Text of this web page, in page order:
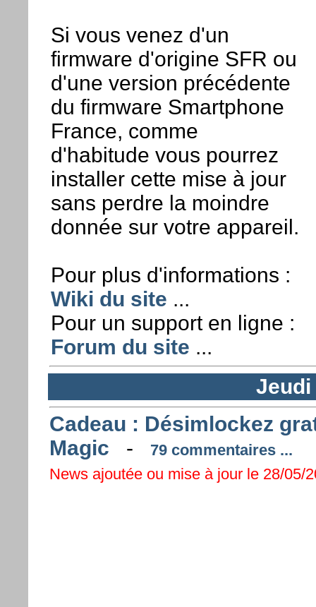
Si vous venez d'un
firmware d'origine SFR ou
d'une version précédente
du firmware Smartphone
France, comme
d'habitude vous pourrez
installer cette mise à jour
sans perdre la moindre
donnée sur votre appareil.
Pour plus d'informations :
Wiki du site ...
Pour un support en ligne :
Forum du site ...
Jeudi
Cadeau : Désimlockez
Magic -
79 commentaires ...
News ajoutée ou mise à jour le 28/05/